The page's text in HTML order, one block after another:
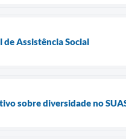
Assistência Social
sobre diversidade no